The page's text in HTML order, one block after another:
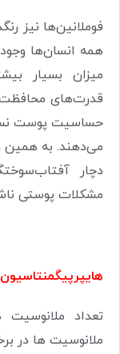
فوملانین‌ها نیز
همه انسان‌ها
میزان بسیار
قدرت‌های
حساسیت پوست
می‌دهند. به
دچار
مشکلات پوستی
تعداد
ملانوسیت ها در